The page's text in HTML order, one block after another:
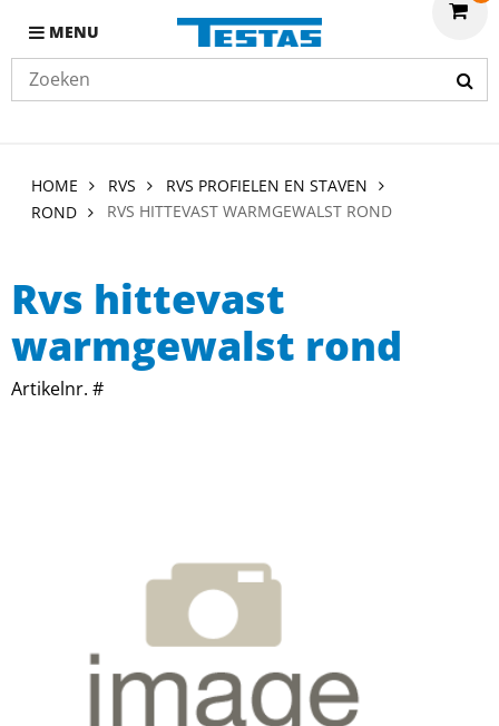
MENU
HOME RVS
RVS PROFIELEN EN STAVEN
ROND
RVS HITTEVAST WARMGEWALST ROND
Rvs hittevast
warmgewalst rond
Artikelnr. #